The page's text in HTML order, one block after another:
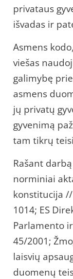
privataus
išvadas ir
Asmens
viešas
galimybę
asmens
jų privatų
gyvenimą
tam tikrų
Rašant
norminiai
konstitucija
1014; ES
Parlamento
45/2001;
laisvių
duomenų